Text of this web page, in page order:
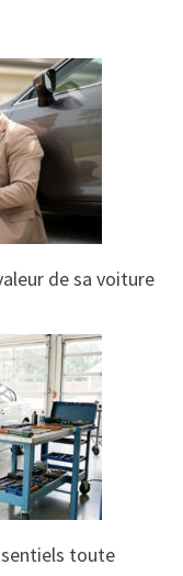
de sa voiture
toute